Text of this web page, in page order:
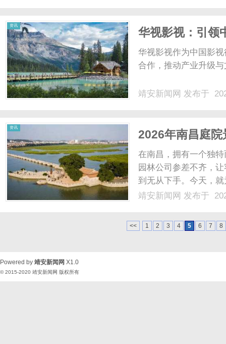
资讯
华视影视：引领
华视影视作为中国影
合作，推动产业升级
靖安新闻网 发布于
资讯
2026年南昌庭
出新高度！
在南昌，拥有一个独
园林公司参差不齐，
到无从下手。今天，
林有限公司，它能为
多个环节衔接不畅的
靖安新闻网 发布于
<< 1 2 3 4 5 6 7 8
Powered by 靖安新闻网 X1.0
© 2015-2020 靖安新闻网 版权所有